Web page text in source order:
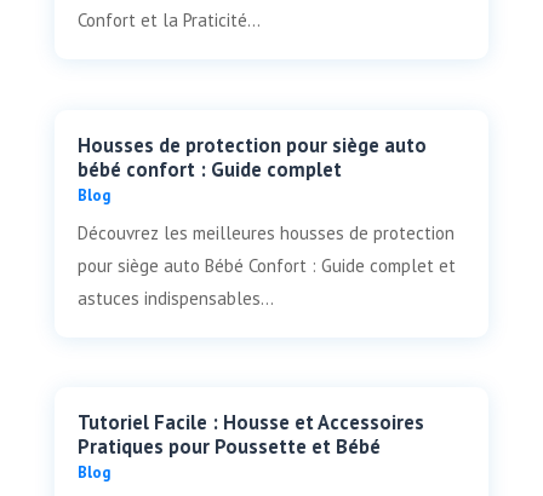
Confort et la Praticité...
Housses de protection pour siège auto
bébé confort : Guide complet
Blog
Découvrez les meilleures housses de protection
pour siège auto Bébé Confort : Guide complet et
astuces indispensables...
Tutoriel Facile : Housse et Accessoires
Pratiques pour Poussette et Bébé
Blog